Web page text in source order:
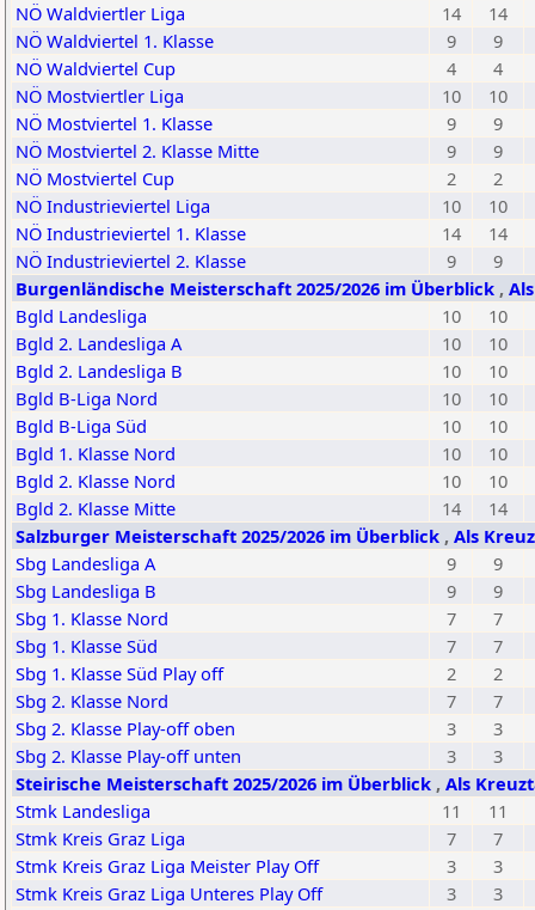
NÖ Waldviertler Liga
14
14
NÖ Waldviertel 1. Klasse
9
9
NÖ Waldviertel Cup
4
4
NÖ Mostviertler Liga
10
10
NÖ Mostviertel 1. Klasse
9
9
NÖ Mostviertel 2. Klasse Mitte
9
9
NÖ Mostviertel Cup
2
2
NÖ Industrieviertel Liga
10
10
NÖ Industrieviertel 1. Klasse
14
14
NÖ Industrieviertel 2. Klasse
9
9
Burgenländische Meisterschaft 2025/2026 im Überblick ,
Bgld Landesliga
10
10
Bgld 2. Landesliga A
10
10
Bgld 2. Landesliga B
10
10
Bgld B-Liga Nord
10
10
Bgld B-Liga Süd
10
10
Bgld 1. Klasse Nord
10
10
Bgld 2. Klasse Nord
10
10
Bgld 2. Klasse Mitte
14
14
Salzburger Meisterschaft 2025/2026 im Überblick , Als
Sbg Landesliga A
9
9
Sbg Landesliga B
9
9
Sbg 1. Klasse Nord
7
7
Sbg 1. Klasse Süd
7
7
Sbg 1. Klasse Süd Play off
2
2
Sbg 2. Klasse Nord
7
7
Sbg 2. Klasse Play-off oben
3
3
Sbg 2. Klasse Play-off unten
3
3
Steirische Meisterschaft 2025/2026 im Überblick , Als
Stmk Landesliga
11
11
Stmk Kreis Graz Liga
7
7
Stmk Kreis Graz Liga Meister Play Off
3
3
Stmk Kreis Graz Liga Unteres Play Off
3
3